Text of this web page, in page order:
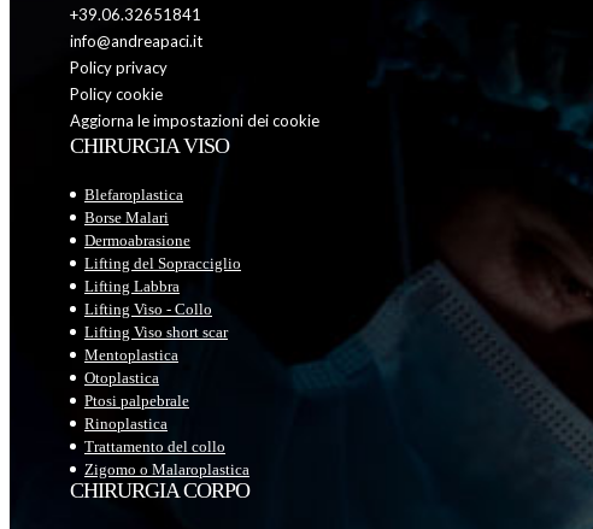
+39.06.32651841
info@andreapaci.it
Policy privacy
Policy cookie
Aggiorna le impostazioni dei cookie
CHIRURGIA VISO
Blefaroplastica
Borse Malari
Dermoabrasione
Lifting del Sopracciglio
Lifting Labbra
Lifting Viso - Collo
Lifting Viso short scar
Mentoplastica
Otoplastica
Ptosi palpebrale
Rinoplastica
Trattamento del collo
Zigomo o Malaroplastica
CHIRURGIA CORPO